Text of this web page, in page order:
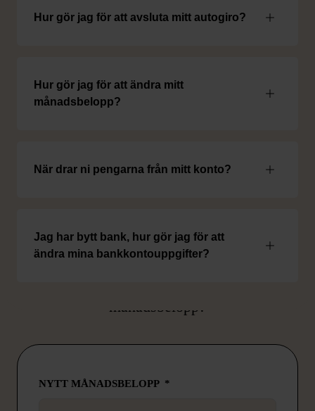
Hur gör jag för att avsluta mitt autogiro?
Hur gör jag för att ändra mitt
månadsbelopp?
När drar ni pengarna från mitt konto?
Jag har bytt bank, hur gör jag för att
ändra mina bankkontouppgifter?
månadsbelopp?
NYTT MÅNADSBELOPP